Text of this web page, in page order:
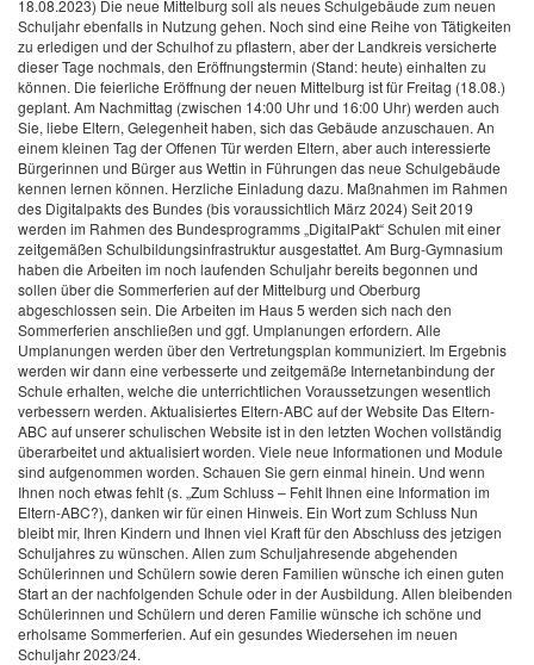
18.08.2023) Die neue Mittelburg soll als neues Schulgebäude zum neuen
Schuljahr ebenfalls in Nutzung gehen. Noch sind eine Reihe von Tätigkeiten
zu erledigen und der Schulhof zu pflastern, aber der Landkreis versicherte
dieser Tage nochmals, den Eröffnungstermin (Stand: heute) einhalten zu
können. Die feierliche Eröffnung der neuen Mittelburg ist für Freitag (18.08.)
geplant. Am Nachmittag (zwischen 14:00 Uhr und 16:00 Uhr) werden auch
Sie, liebe Eltern, Gelegenheit haben, sich das Gebäude anzuschauen. An
einem kleinen Tag der Offenen Tür werden Eltern, aber auch interessierte
Bürgerinnen und Bürger aus Wettin in Führungen das neue Schulgebäude
kennen lernen können. Herzliche Einladung dazu. Maßnahmen im Rahmen
des Digitalpakts des Bundes (bis voraussichtlich März 2024) Seit 2019
werden im Rahmen des Bundesprogramms „DigitalPakt“ Schulen mit einer
zeitgemäßen Schulbildungsinfrastruktur ausgestattet. Am Burg-Gymnasium
haben die Arbeiten im noch laufenden Schuljahr bereits begonnen und
sollen über die Sommerferien auf der Mittelburg und Oberburg
abgeschlossen sein. Die Arbeiten im Haus 5 werden sich nach den
Sommerferien anschließen und ggf. Umplanungen erfordern. Alle
Umplanungen werden über den Vertretungsplan kommuniziert. Im Ergebnis
werden wir dann eine verbesserte und zeitgemäße Internetanbindung der
Schule erhalten, welche die unterrichtlichen Voraussetzungen wesentlich
verbessern werden. Aktualisiertes Eltern-ABC auf der Website Das Eltern-
ABC auf unserer schulischen Website ist in den letzten Wochen vollständig
überarbeitet und aktualisiert worden. Viele neue Informationen und Module
sind aufgenommen worden. Schauen Sie gern einmal hinein. Und wenn
Ihnen noch etwas fehlt (s. „Zum Schluss – Fehlt Ihnen eine Information im
Eltern-ABC?), danken wir für einen Hinweis. Ein Wort zum Schluss Nun
bleibt mir, Ihren Kindern und Ihnen viel Kraft für den Abschluss des jetzigen
Schuljahres zu wünschen. Allen zum Schuljahresende abgehenden
Schülerinnen und Schülern sowie deren Familien wünsche ich einen guten
Start an der nachfolgenden Schule oder in der Ausbildung. Allen bleibenden
Schülerinnen und Schülern und deren Familie wünsche ich schöne und
erholsame Sommerferien. Auf ein gesundes Wiedersehen im neuen
Schuljahr 2023/24.